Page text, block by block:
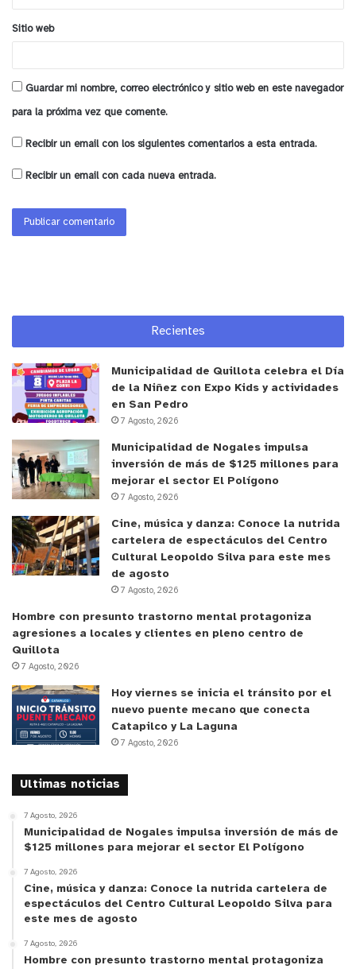
(17,4%).
coordinación con Carabineros para aumentar los
controles de velocidad, además de fortalecerá el
trabajo en conjunto con los municipios para
de manera especial en los entornos escolares y
aún más la velocidad máxima permitida.
Sitio web
Guardar mi nombre, correo electrónico y sitio web en este navegador
para la próxima vez que comente.
Recibir un email con los siguientes comentarios a esta entrada.
Recibir un email con cada nueva entrada.
Recientes
Municipalidad de Quillota celebra el Día
de la Niñez con Expo Kids y actividades
en San Pedro
7 Agosto, 2026
Municipalidad de Nogales impulsa
inversión de más de $125 millones para
mejorar el sector El Polígono
7 Agosto, 2026
Cine, música y danza: Conoce la nutrida
cartelera de espectáculos del Centro
Cultural Leopoldo Silva para este mes
de agosto
7 Agosto, 2026
Hombre con presunto trastorno mental protagoniza
agresiones a locales y clientes en pleno centro de
Quillota
7 Agosto, 2026
Hoy viernes se inicia el tránsito por el
nuevo puente mecano que conecta
Catapilco y La Laguna
7 Agosto, 2026
Ultimas noticias
7 Agosto, 2026
Municipalidad de Nogales impulsa inversión de más de
$125 millones para mejorar el sector El Polígono
7 Agosto, 2026
Cine, música y danza: Conoce la nutrida cartelera de
espectáculos del Centro Cultural Leopoldo Silva para
este mes de agosto
7 Agosto, 2026
Hombre con presunto trastorno mental protagoniza